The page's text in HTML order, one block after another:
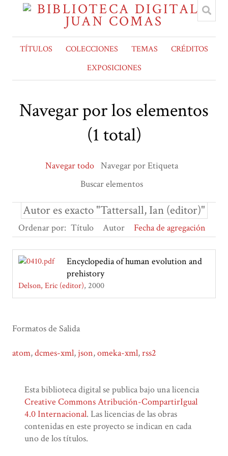
TÍTULOS COLECCIONES TEMAS
CRÉDITOS
EXPOSICIONES
Navegar por los elementos
(1 total)
Navegar todo Navegar por Etiqueta
Buscar elementos
Autor es exacto "Tattersall, Ian (editor)"
Ordenar por: Título Autor Fecha de agregación
Encyclopedia of human evolution and
prehistory
Delson, Eric (editor) 2000
Formatos de Salida
atom,dcmes-xml, json,omeka-xml,rss2
Esta biblioteca digital se publica bajo una licencia
Creative Commons Atribución-CompartirIgual
4.0 Internacional. Las licencias de las obras
contenidas en este proyecto se indican en cada
uno de los títulos.